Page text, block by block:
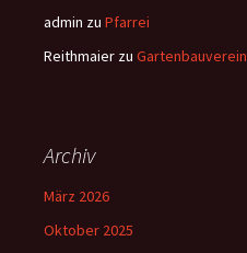
admin zu Pfarrei
Reithmaier zu Gartenbauverein
Archiv
März 2026
Oktober 2025